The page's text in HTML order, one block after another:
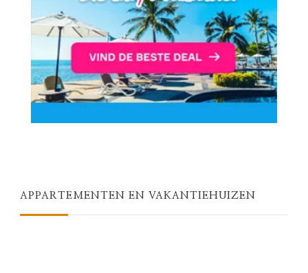
APPARTEMENTEN EN VAKANTIEHUIZEN